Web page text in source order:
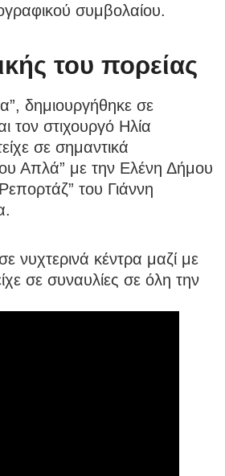
συμβολαίου.
του πορείας
δημιουργήθηκε σε
τον στιχουργό Ηλία
σε σημαντικά
Απλά” με την Ελένη Δήμου
του Γιάννη
νυχτερινά κέντρα μαζί με
σε συναυλίες σε όλη την